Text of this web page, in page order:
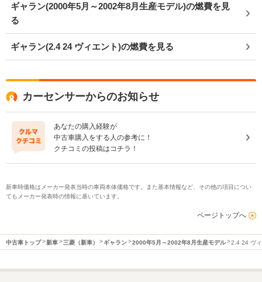
ギャラン(2000年5月～2002年8月生産モデル)の燃費を見
る
ギャラン(2.4 24 ヴィエント)の燃費を見る
カーセンサーからのお知らせ
あなたの購入経験が
中古車購入をする人の参考に！
クチコミの投稿はコチラ！
新車時価格はメーカー発表当時の車両本体価格です。また基本情報など、その他の項目につい
てもメーカー発表時の情報に基いています。
ページトップへ
中古車トップ 新車 三菱（新車） ギャラン 2000年5月～2002年8月生産モデル 2.4 24 ヴ